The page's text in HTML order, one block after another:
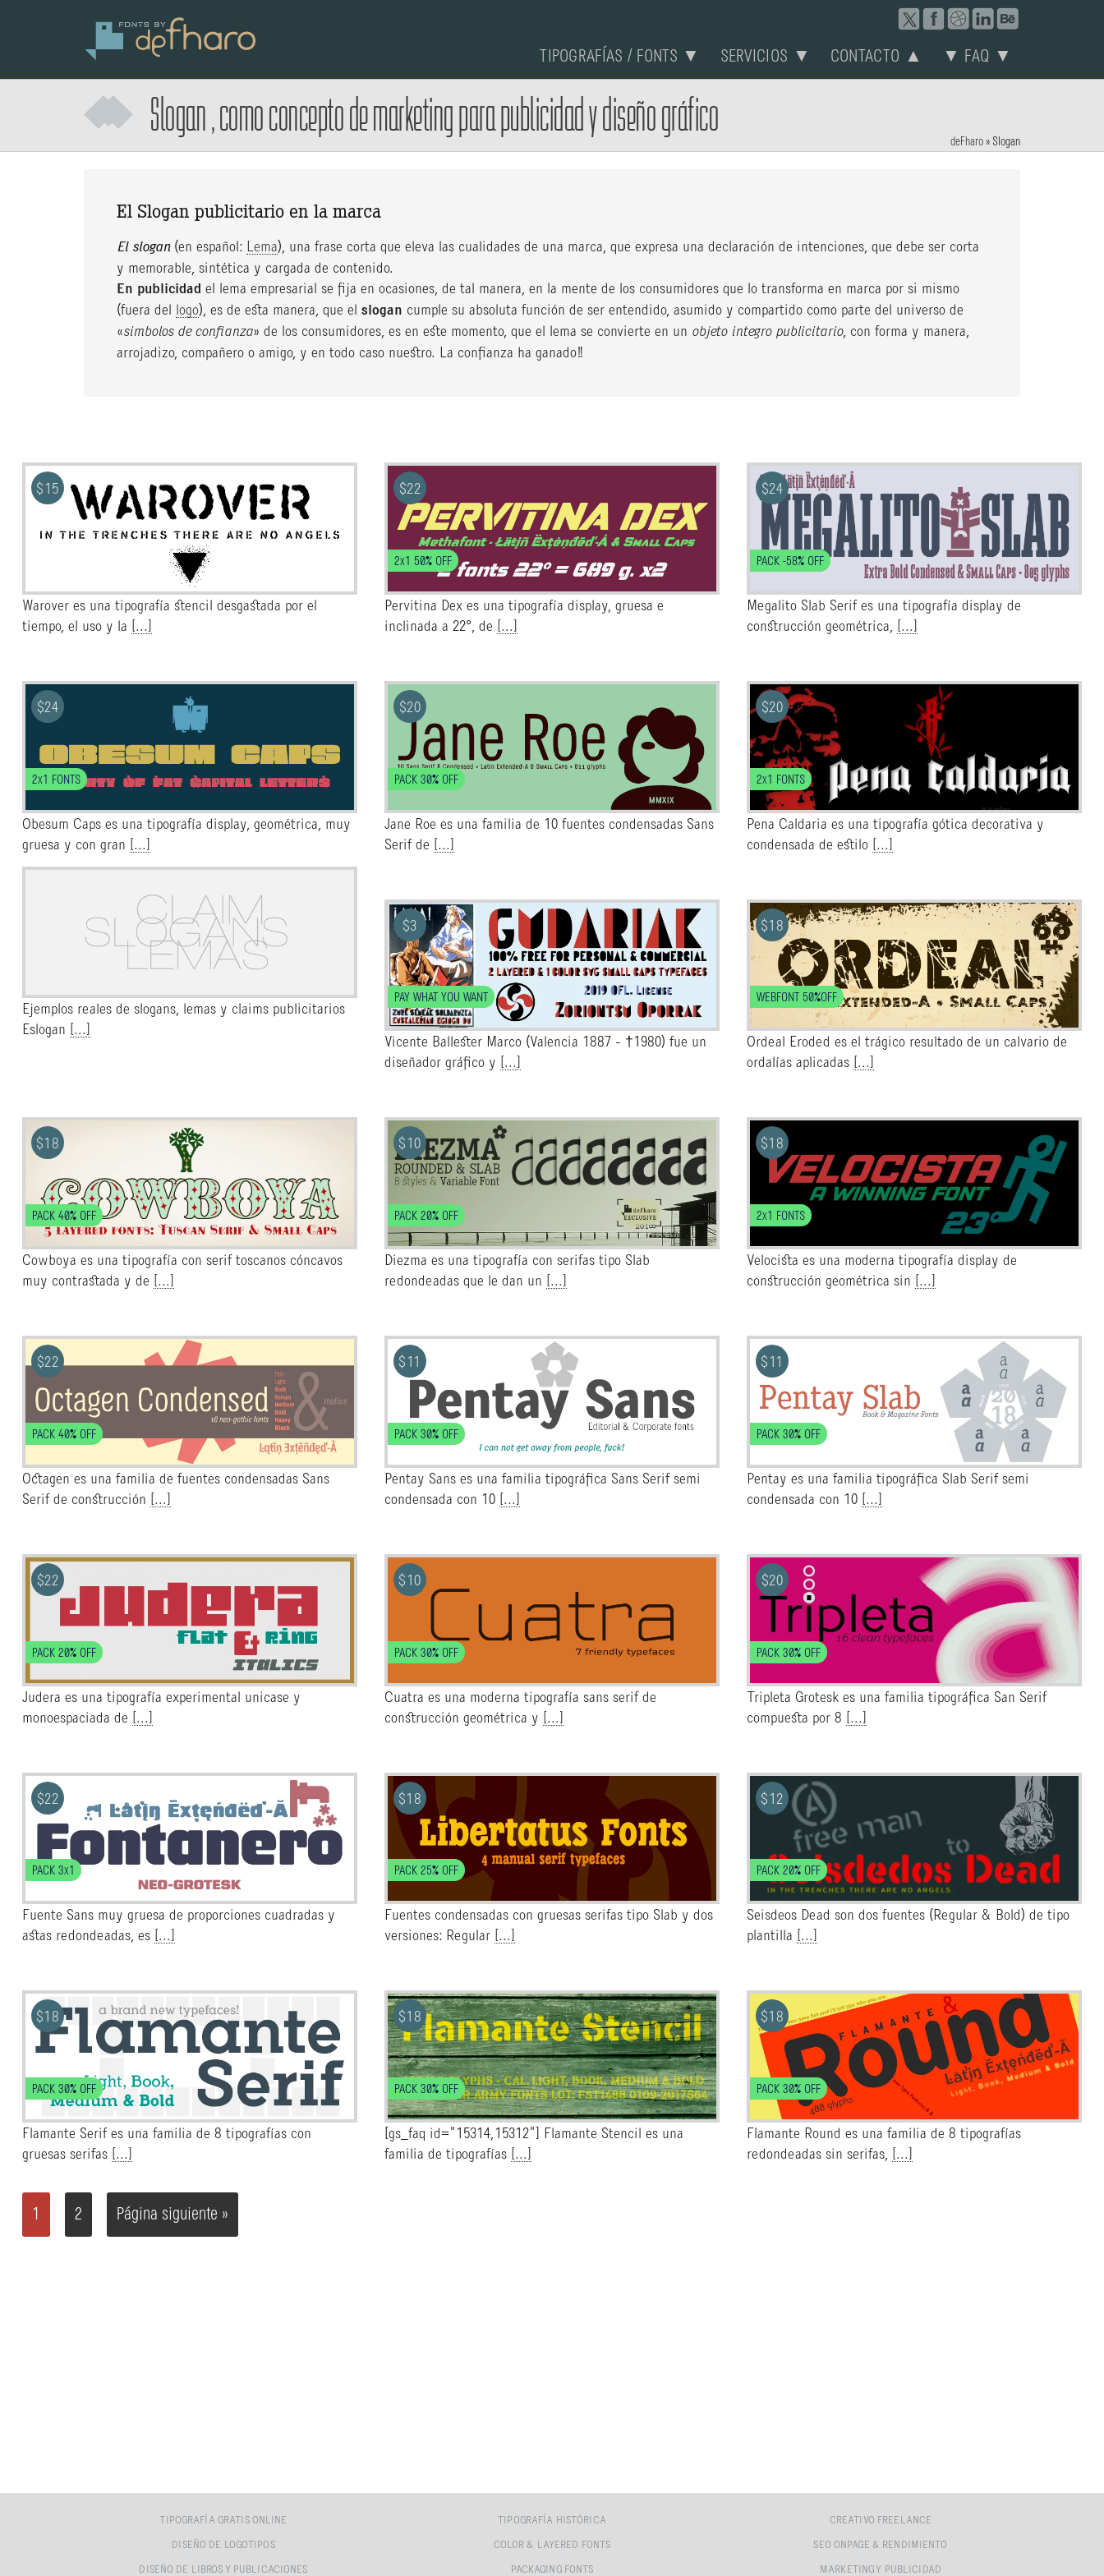
TIPOGRAFÍAS / FONTS ▼ SERVICIOS ▼ CONTACTO ▲ ▼ FAQ ▼
Slogan , comoconceptodemarketing para publicidad y diseño gráfico
deFharo » Slogan
El Slogan publicitario en la marca
El slogan(en español: Lema), una frase corta que eleva las cualidades de una marca, que expresa una declaración de intenciones, que debe ser corta
y memorable, sintética y cargada de contenido.
En publicidad el lema empresarial se fija en ocasiones, de tal manera, en la mente de los consumidores que lo transforma en marca por si mismo
(fuera del
logo), es de esta manera, que el slogan cumple su absoluta función de ser entendido, asumido y compartido como parte del universo de
«simbolos de confianza» de los consumidores, es en este momento, que el lema se convierte en un objeto integro publicitario, con forma y manera,
arrojadizo, compañero o amigo, y en todo caso nuestro. La confianza ha ganado!!
$15
Warover es una tipografía stencil desgastada por el
tiempo, el uso y la
[...]
$22
2x1 50% OFF
Pervitina Dex es una tipografía display, gruesa e
inclinada a 22°, de
[...]
$24
PACK -58% OFF
Megalito Slab Serif es una tipografía display de
construcción geométrica,
[...]
$24
2x1 FONTS
Obesum Caps es una tipografía display, geométrica, muy
gruesa y con gran
[...]
$20
PACK 30% OFF
Jane Roe es una familia de 10 fuentes condensadas Sans
Serif de
[...]
$20
2x1 FONTS
Pena Caldaria es una tipografía gótica decorativa y
condensada de estilo
[...]
Ejemplos reales de slogans, lemas y claims publicitarios
Eslogan
[...]
$3
PAY WHAT YOU WANT
Vicente Ballester Marco (Valencia 1887 - †1980) fue un
diseñador gráfico y
[...]
$18
WEBFONT 50%OFF
Ordeal Eroded es el trágico resultado de un calvario de
ordalías aplicadas
[...]
$18
PACK 40% OFF
Cowboya es una tipografía con serif toscanos cóncavos
muy contrastada y de
[...]
$10
PACK 20% OFF
Diezma es una tipografía con serifas tipo Slab
redondeadas que le dan un
[...]
$18
2x1 FONTS
Velocista es una moderna tipografía display de
construcción geométrica sin
[...]
$22
PACK 40% OFF
Octagen es una familia de fuentes condensadas Sans
Serif de construcción
[...]
$11
PACK 30% OFF
Pentay Sans es una familia tipográfica Sans Serif semi
condensada con 10
[...]
$11
PACK 30% OFF
Pentay es una familia tipográfica Slab Serif semi
condensada con 10
[...]
$22
PACK 20% OFF
Judera es una tipografía experimental unicase y
monoespaciada de
[...]
$10
PACK 30% OFF
Cuatra es una moderna tipografía sans serif de
construcción geométrica y
[...]
$20
PACK 30% OFF
Tripleta Grotesk es una familia tipográfica San Serif
compuesta por 8
[...]
$22
PACK 3x1
Fuente Sans muy gruesa de proporciones cuadradas y
astas redondeadas, es
[...]
$18
PACK 25% OFF
Fuentes condensadas con gruesas serifas tipo Slab y dos
versiones: Regular
[...]
$12
PACK 20% OFF
Seisdeos Dead son dos fuentes (Regular & Bold) de tipo
plantilla
[...]
$18
PACK 30% OFF
Flamante Serif es una familia de 8 tipografías con
gruesas serifas
[...]
$18
PACK 30% OFF
[gs_faq id="15314,15312"] Flamante Stencil es una
familia de tipografías
[...]
$18
PACK 30% OFF
Flamante Round es una familia de 8 tipografías
redondeadas sin serifas,
[...]
1 2 Página siguiente »
TIPOGRAFÍA GRATIS ONLINE
DISEÑO DE LOGOTIPOS
DISEÑO DE LIBROS Y PUBLICACIONES
TIPOGRAFÍA HISTÓRICA
COLOR & LAYERED FONTS
PACKAGING FONTS
CREATIVO FREELANCE
SEO ONPAGE & RENDIMIENTO
MARKETING Y PUBLICIDAD